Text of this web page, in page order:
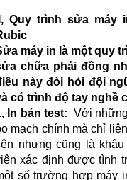
Quy trình sửa máy
máy in là một quy
chữa phải đồng
này đòi hỏi đội
có trình độ tay nghề
In bản test: Với
mạch chính mà chỉ
nhưng cũng là
xác định được tình
số trường hợp máy